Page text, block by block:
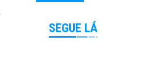
SEGUE LÁ